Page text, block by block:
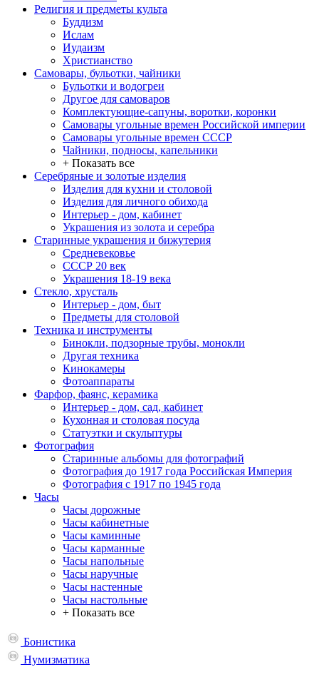
Религия и предметы культа
Буддизм
Ислам
Иудаизм
Христианство
Самовары, бульотки, чайники
Бульотки и водогреи
Другое для самоваров
Комплектующие-сапуны, воротки, коронки
Самовары угольные времен Российской империи
Самовары угольные времен СССР
Чайники, подносы, капельники
+ Показать все
Серебряные и золотые изделия
Изделия для кухни и столовой
Изделия для личного обихода
Интерьер - дом, кабинет
Украшения из золота и серебра
Старинные украшения и бижутерия
Средневековье
СССР 20 век
Украшения 18-19 века
Стекло, хрусталь
Интерьер - дом, быт
Предметы для столовой
Техника и инструменты
Бинокли, подзорные трубы, монокли
Другая техника
Кинокамеры
Фотоаппараты
Фарфор, фаянс, керамика
Интерьер - дом, сад, кабинет
Кухонная и столовая посуда
Статуэтки и скульптуры
Фотография
Старинные альбомы для фотографий
Фотография до 1917 года Российская Империя
Фотография с 1917 по 1945 года
Часы
Часы дорожные
Часы кабинетные
Часы каминные
Часы карманные
Часы напольные
Часы наручные
Часы настенные
Часы настольные
+ Показать все
Бонистика
Нумизматика